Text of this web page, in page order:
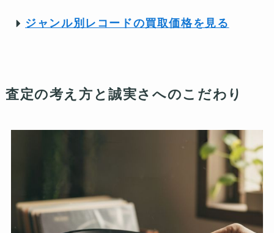
ジャンル別レコードの買取価格を見る
査定の考え方と誠実さへのこだわり